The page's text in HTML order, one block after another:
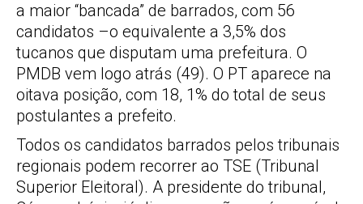
a maior “bancada” de barrados, com 56
candidatos –o equivalente a 3,5% dos
tucanos que disputam uma prefeitura. O
PMDB vem logo atrás (49). O PT aparece na
oitava posição, com 18, 1% do total de seus
postulantes a prefeito.
Todos os candidatos barrados pelos tribunais
regionais podem recorrer ao TSE (Tribunal
Superior Eleitoral). A presidente do tribunal,